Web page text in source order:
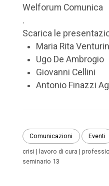
Welforum Comunica
.
Scarica le
Maria Rita
Ugo De Ambrogio
Giovanni Cellini
Antonio Finazzi
Comunicazioni Eventi
crisi lavoro di cura
seminario 13